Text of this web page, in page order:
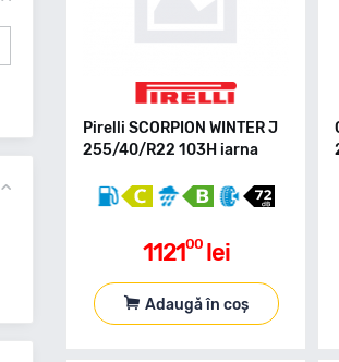
Pirelli SCORPION WINTER J
255/40/R22 103H iarna
112100 lei
Adaugă în coș